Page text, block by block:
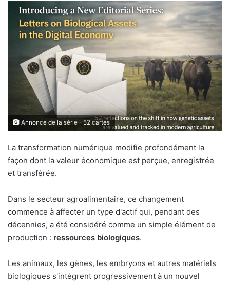
Annonce de la série - 52 cartes
La transformation numérique modifie profondément la
façon dont la valeur économique est perçue, enregistrée
et transférée.
Dans le secteur agroalimentaire, ce changement
commence à affecter un type d'actif qui, pendant des
décennies, a été considéré comme un simple élément de
production : ressources biologiques.
Les animaux, les gènes, les embryons et autres matériels
biologiques s'intègrent progressivement à un nouvel